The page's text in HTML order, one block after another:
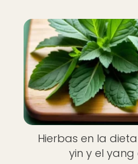
Hierbas en la
yin y el